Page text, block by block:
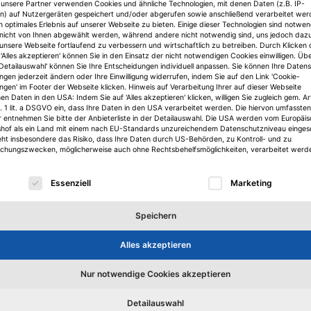
Center for Real Estate Studies Feri Feri Euro Rating Services
/ Vermögensverwaltung
Banken Finanzdienstleister Felix
Bettina Meckel löst bei JLL Alexandra
Partner verwenden Cookies und ähnliche Technologien, mit denen Daten (z.B. IP-
auf Nutzergeräten gespeichert und/oder abgerufen sowie anschließend verarbeitet
optimales Erlebnis auf unserer Webseite zu bieten. Einige dieser Technologien sind
von Ihnen abgewählt werden, während andere nicht notwendig sind, uns jedoch
Webseite fortlaufend zu verbessern und wirtschaftlich zu betreiben. Durch Klicken
akzeptieren' können Sie in den Einsatz der nicht notwendigen Cookies einwilligen.
können Sie Ihre Entscheidungen individuell anpassen. Sie können Ihre
jederzeit ändern oder Ihre Einwilligung widerrufen, indem Sie auf den Link 'Cookie-
im Footer der Webseite klicken. Hinweis auf Verarbeitung Ihrer auf dieser Webseite
Daten in den USA: Indem Sie auf 'Alles akzeptieren' klicken, willigen Sie zugleich gem.
1 lit. a DSGVO ein, dass Ihre Daten in den USA verarbeitet werden. Die hiervon umfassten
entnehmen Sie bitte der Anbieterliste in der Detailauswahl. Die USA werden vom
als ein Land mit einem nach EU-Standards unzureichendem Datenschutzniveau
insbesondere das Risiko, dass Ihre Daten durch US-Behörden, zu Kontroll- und zu
möglicherweise auch ohne Rechtsbehelfsmöglichkeiten, verarbeitet
eine Liste der Service-Gruppen, für die eine
Essenziell Marketing
Speichern
Alles akzeptieren
Nur notwendige Cookies akzeptieren
Detailauswahl